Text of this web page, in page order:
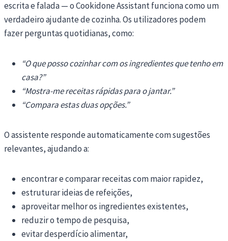
escrita e falada — o Cookidone Assistant funciona como um
verdadeiro ajudante de cozinha. Os utilizadores podem
fazer perguntas quotidianas, como:
“O que posso cozinhar com os ingredientes que tenho em
casa?”
“Mostra-me receitas rápidas para o jantar.”
“Compara estas duas opções.”
O assistente responde automaticamente com sugestões
relevantes, ajudando a:
encontrar e comparar receitas com maior rapidez,
estruturar ideias de refeições,
aproveitar melhor os ingredientes existentes,
reduzir o tempo de pesquisa,
evitar desperdício alimentar,